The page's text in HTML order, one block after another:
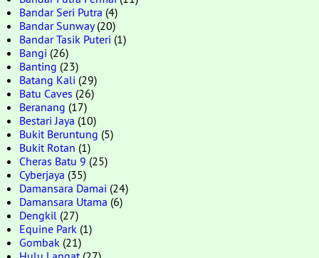
Bandar Seri Putra (4)
Bandar Sunway(20)
Bandar Tasik Puteri (1)
Bangi (26)
Banting (23)
Batang Kali (29)
Batu Caves (26)
Beranang (17)
Bestari Jaya (10)
Bukit Beruntung (5)
Bukit Rotan (1)
Cheras Batu 9 (25)
Cyberjaya (35)
Damansara Damai (24)
Damansara Utama (6)
Dengkil (27)
Equine Park (1)
Gombak (21)